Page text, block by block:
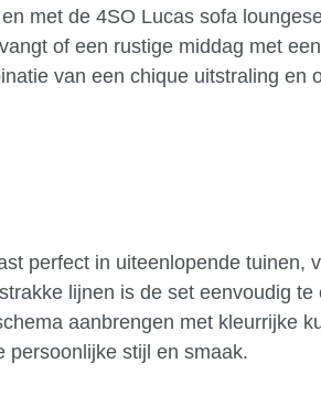
met de 4SO Lucas sofa
of een rustige middag met
van een chique uitstraling en
perfect in uiteenlopende tuinen,
lijnen is de set eenvoudig
aanbrengen met kleurrijke
persoonlijke stijl en smaak.